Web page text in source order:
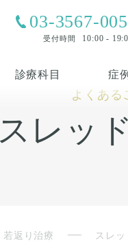
03-3567-
受付時間 10:00 -
診療科目 症
よくある
スレッ
若返り治療 スレッ